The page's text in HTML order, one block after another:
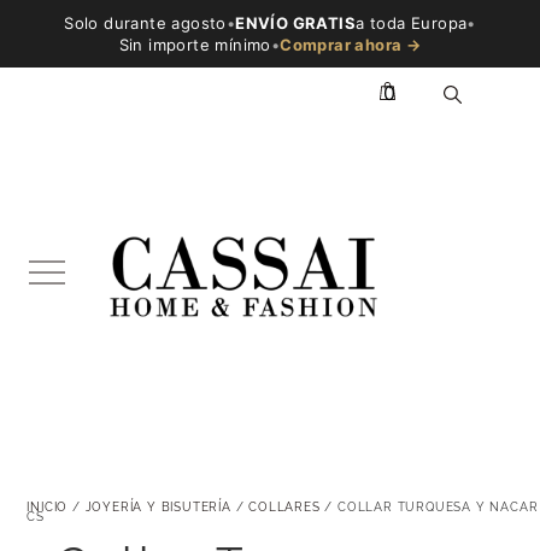
Solo durante agosto•ENVÍO GRATISa toda Europa•
Sin importe mínimo•Comprar ahora →
0
INICIO / JOYERÍA Y BISUTERÍA /COLLARES / COLLAR TURQUESA Y NACAR
CS